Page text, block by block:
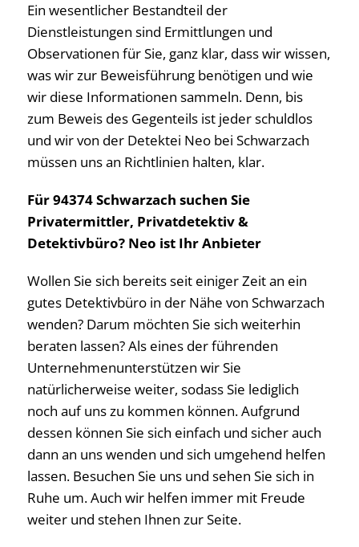
Ein wesentlicher Bestandteil der
Dienstleistungen sind Ermittlungen und
Observationen für Sie, ganz klar, dass wir wissen,
was wir zur Beweisführung benötigen und wie
wir diese Informationen sammeln. Denn, bis
zum Beweis des Gegenteils ist jeder schuldlos
und wir von der Detektei Neo bei Schwarzach
müssen uns an Richtlinien halten, klar.
Für 94374 Schwarzach suchen Sie
Privatermittler, Privatdetektiv &
Detektivbüro? Neo ist Ihr Anbieter
Wollen Sie sich bereits seit einiger Zeit an ein
gutes Detektivbüro in der Nähe von Schwarzach
wenden? Darum möchten Sie sich weiterhin
beraten lassen? Als eines der führenden
Unternehmenunterstützen wir Sie
natürlicherweise weiter, sodass Sie lediglich
noch auf uns zu kommen können. Aufgrund
dessen können Sie sich einfach und sicher auch
dann an uns wenden und sich umgehend helfen
lassen. Besuchen Sie uns und sehen Sie sich in
Ruhe um. Auch wir helfen immer mit Freude
weiter und stehen Ihnen zur Seite.